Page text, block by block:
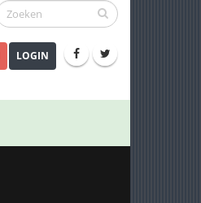
LOGIN